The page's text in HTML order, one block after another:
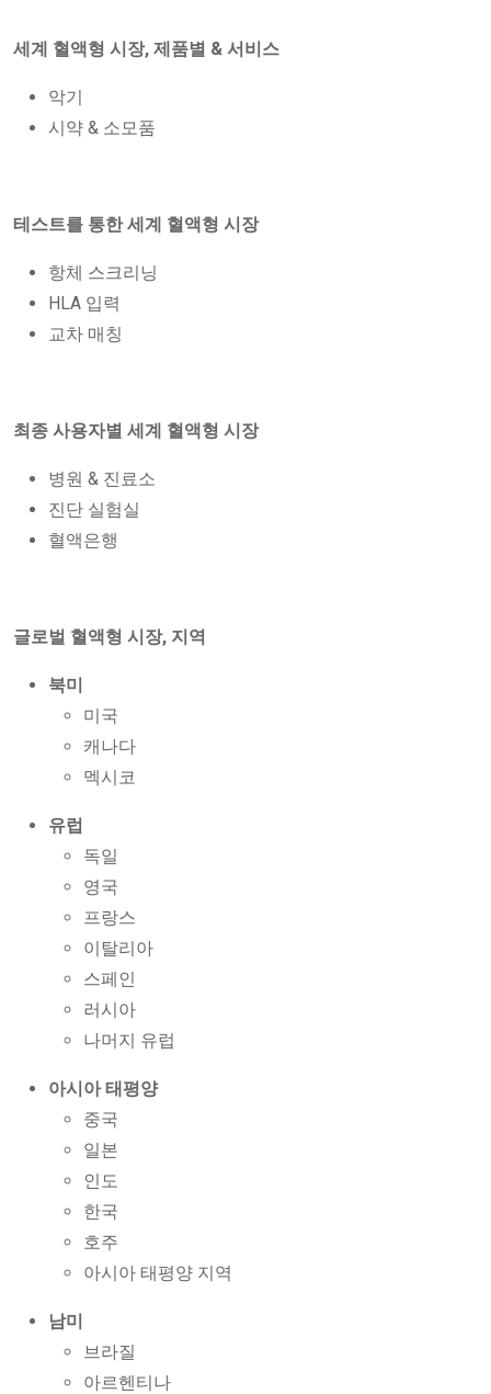
세계 혈액형 시장, 제품별 & 서비스
악기
시약 & 소모품
테스트를 통한 세계 혈액형 시장
항체 스크리닝
HLA 입력
교차 매칭
최종 사용자별 세계 혈액형 시장
병원 & 진료소
진단 실험실
혈액은행
글로벌 혈액형 시장, 지역
북미
미국
캐나다
멕시코
유럽
독일
영국
프랑스
이탈리아
스페인
러시아
나머지 유럽
아시아 태평양
중국
일본
인도
한국
호주
아시아 태평양 지역
남미
브라질
아르헨티나